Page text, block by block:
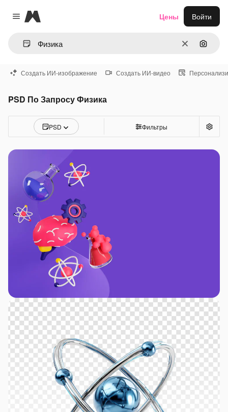
Close menu
Magnific
ОчиститьПоиск
Цены Войти
Создать ИИ-изображение Создать ИИ-видео
PSD По Запросу Физика
PSD Фильтры